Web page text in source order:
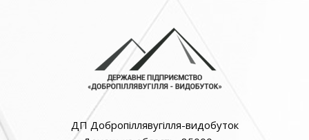
ДП Добропіллявугілля-видобуток